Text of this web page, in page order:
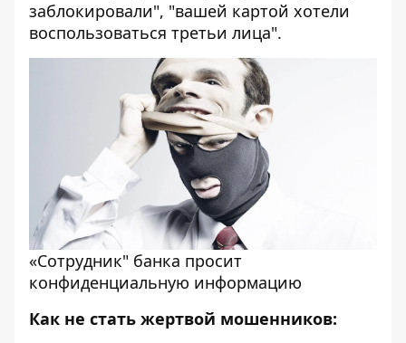
заблокировали", "вашей картой хотели
воспользоваться третьи лица".
«Сотрудник" банка просит
конфиденциальную информацию
Как не стать жертвой мошенников: